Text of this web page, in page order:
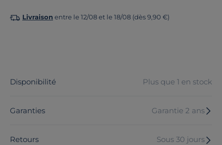
Livraison entre le 12/08 et le 18/08 (dès 9,90 €)
Disponibilité Plus que 1 en stock
Garanties Garantie 2 ans
Retours Sous 30 jours